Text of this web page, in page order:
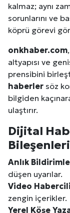
kalmaz; aynı
sorunlarını ve
köprü görevi
onkhaber.com
altyapısı ve
prensibini
haberler söz
bilgiden
ulaştırır.
Dijital
Bileşenleri
Anlık
düşen uyarılar.
Video
zengin içerikler.
Yerel Köşe